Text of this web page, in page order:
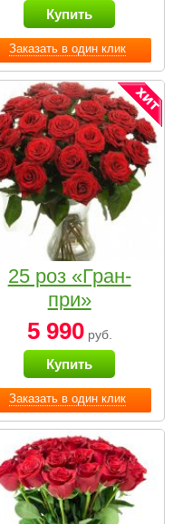
Заказать в один клик
Купить
Заказать в один клик
25 роз «Гран-
при»
5 990руб.
Купить